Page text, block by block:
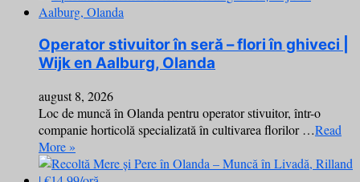
Operator stivuitor în seră – flori în ghiveci |
Wijk en Aalburg, Olanda
august 8, 2026
Loc de muncă în Olanda pentru operator stivuitor, într-o
companie horticolă specializată în cultivarea florilor …Read
More »